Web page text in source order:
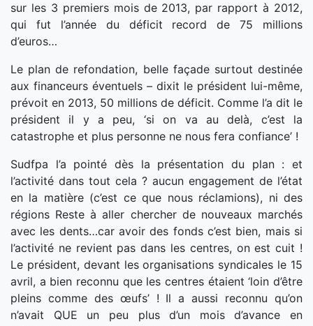
sur les 3 premiers mois de 2013, par rapport à 2012,
qui fut l’année du déficit record de 75 millions
d’euros…
Le plan de refondation, belle façade surtout destinée
aux financeurs éventuels – dixit le président lui-même,
prévoit en 2013, 50 millions de déficit. Comme l’a dit le
président il y a peu, ‘si on va au delà, c’est la
catastrophe et plus personne ne nous fera confiance’ !
Sudfpa l’a pointé dès la présentation du plan : et
l’activité dans tout cela ? aucun engagement de l’état
en la matière (c’est ce que nous réclamions), ni des
régions Reste à aller chercher de nouveaux marchés
avec les dents…car avoir des fonds c’est bien, mais si
l’activité ne revient pas dans les centres, on est cuit !
Le président, devant les organisations syndicales le 15
avril, a bien reconnu que les centres étaient ‘loin d’être
pleins comme des œufs’ ! Il a aussi reconnu qu’on
n’avait QUE un peu plus d’un mois d’avance en